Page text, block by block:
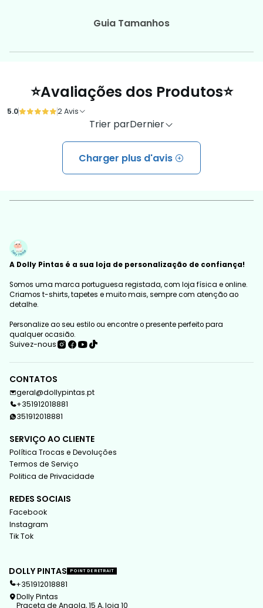
Guia Tamanhos
⭐Avaliações dos Produtos⭐
5.0 2 Avis
Trier parDernier
Charger plus d'avis
A Dolly Pintas é a sua loja de personalização de confiança!
Somos uma marca portuguesa registada, com loja física e online.
Criamos t-shirts, tapetes e muito mais, sempre com atenção ao
detalhe.
Personalize ao seu estilo ou encontre o presente perfeito para
qualquer ocasião.
Suivez-nous
CONTATOS
geral@dollypintas.pt
+351912018881
351912018881
SERVIÇO AO CLIENTE
Política Trocas e Devoluções
Termos de Serviço
Politica de Privacidade
REDES SOCIAIS
Facebook
Instagram
Tik Tok
DOLLY PINTAS POINT DE RETRAIT
+351912018881
Dolly Pintas
Praceta de Angola, 15 A, loja 10